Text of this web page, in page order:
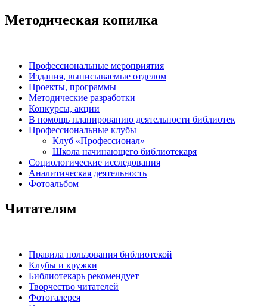
Методическая копилка
Профессиональные мероприятия
Издания, выписываемые отделом
Проекты, программы
Методические разработки
Конкурсы, акции
В помощь планированию деятельности библиотек
Профессиональные клубы
Клуб «Профессионал»
Школа начинающего библиотекаря
Социологические исследования
Аналитическая деятельность
Фотоальбом
Читателям
Правила пользования библиотекой
Клубы и кружки
Библиотекарь рекомендует
Творчество читателей
Фотогалерея